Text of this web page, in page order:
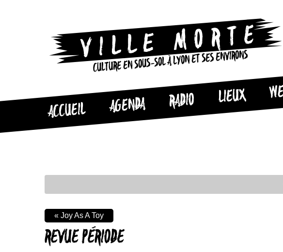
CULTURE EN SOUS-SOL À LYON ET SES ENVIRONS
ACCUEIL AGENDA RADIO LIEUX
REVUE PÉRIODE
« Joy As A Toy